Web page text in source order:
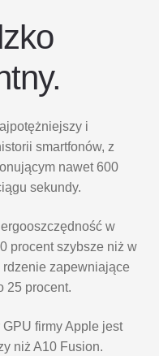
i
smartfonów, z
nawet 600
sekundy.
w
procent szybsze niż w
rdzenie zapewniające
25 procent.
firmy Apple jest
niż A10 Fusion.